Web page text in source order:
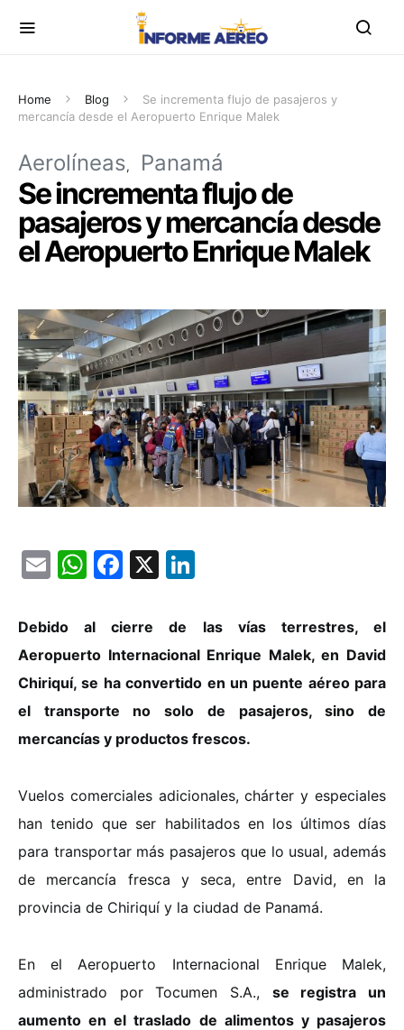
Home Blog
Se incrementa flujo de pasajeros y
mercancía desde el Aeropuerto Enrique Malek
Aerolíneas Panamá
Se incrementa flujo de
pasajeros y mercancía desde
el Aeropuerto Enrique Malek
EmailWhatsApp
Facebook
X
Debido al cierre de las vías terrestres, el
Aeropuerto Internacional Enrique Malek, en David
Chiriquí, se ha convertido en un puente aéreo para
el transporte no solo de pasajeros, sino de
mercancías y productos frescos.
Vuelos comerciales adicionales, chárter y especiales
han tenido que ser habilitados en los últimos días
para transportar más pasajeros que lo usual, además
de mercancía fresca y seca, entre David, en la
provincia de Chiriquí y la ciudad de Panamá.
En el Aeropuerto Internacional Enrique Malek,
administrado por Tocumen S.A., se registra un
aumento en el traslado de alimentos y pasajeros